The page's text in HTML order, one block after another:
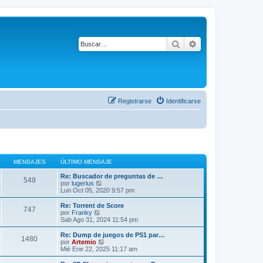
Buscar
Identificarse
Registrarse
MENSAJES ÚLTIMO MENSAJE
549
Re: Buscador de preguntas de …
por lugerius
e
r
ú
t
m
o
m
e
Lun Oct 05, 2020 9:57 pm
747
Re: Torrent de Score
por Franky
e
r
ú
l
t
Sab Ago 31, 2024 11:54 pm
1480
Re: Dump de juegos de PS1 par…
por Artemio
e
r
Mié Ene 22, 2025 11:17 am